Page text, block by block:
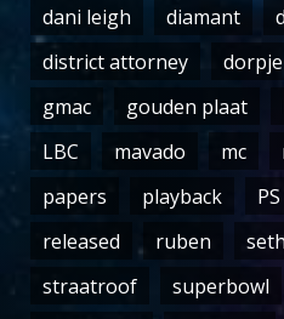
dani leigh
diamant
district attorney
dorpje
gmac
gouden plaat
LBC
mavado mc
papers
playback
released
ruben
straatroof
superbowl